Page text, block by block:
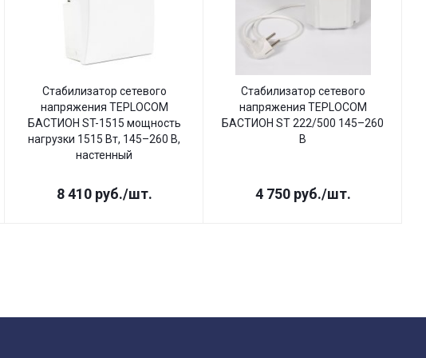
Стабилизатор сетевого
напряжения TEPLOCOM
БАСТИОН ST-1515 мощность
нагрузки 1515 Вт, 145–260 В,
настенный
8 410руб./шт.
Стабилизатор сетевого
напряжения TEPLOCOM
БАСТИОН ST 222/500 145–260
В
4 750руб./шт.